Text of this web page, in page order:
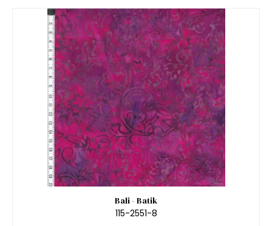
Bali - Batik
115-2551-8